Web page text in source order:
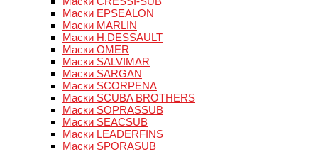
Маски EPSEALON
Маски MARLIN
Маски H.DESSAULT
Маски OMER
Маски SALVIMAR
Маски SARGAN
Маски SCORPENA
Маски SCUBA BROTHERS
Маски SOPRASSUB
Маски SEACSUB
Маски LEADERFINS
Маски SPORASUB